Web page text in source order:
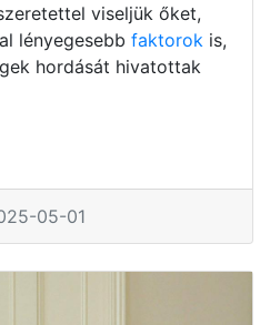
viseljük őket,
lényegesebb faktorok is,
hordását hivatottak
05-01